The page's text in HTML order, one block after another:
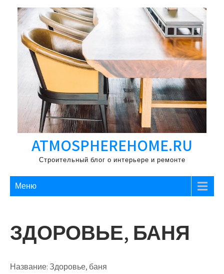
Перейти
содержимому
ATMOSPHEREHOME.RU
Строительный блог о интерьере и ремонте
Меню
ЗДОРОВЬЕ, БАНЯ
Название: Здоровье, баня